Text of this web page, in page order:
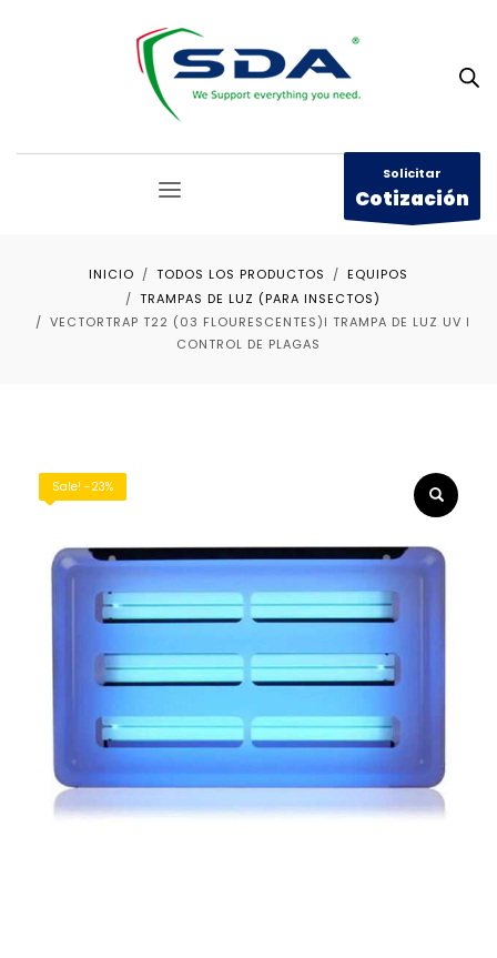
Solicitar
Cotización
INICIO TODOS LOS PRODUCTOS
EQUIPOS
TRAMPAS DE LUZ (PARA INSECTOS)
VECTORTRAP T22 (03 FLOURESCENTES)ǀ TRAMPA DE LUZ UV ǀ
CONTROL DE PLAGAS
Sale! -23%